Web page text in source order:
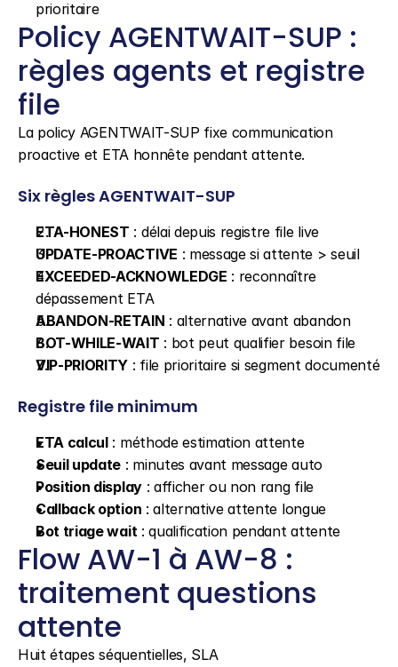
prioritaire
Policy AGENTWAIT-SUP :
règles agents et registre
file
La policy AGENTWAIT-SUP fixe communication
proactive et ETA honnête pendant attente.
Six règles AGENTWAIT-SUP
ETA-HONEST : délai depuis registre file live
UPDATE-PROACTIVE : message si attente > seuil
EXCEEDED-ACKNOWLEDGE : reconnaître
dépassement ETA
ABANDON-RETAIN : alternative avant abandon
BOT-WHILE-WAIT : bot peut qualifier besoin file
VIP-PRIORITY : file prioritaire si segment documenté
Registre file minimum
ETA calcul : méthode estimation attente
Seuil update : minutes avant message auto
Position display : afficher ou non rang file
Callback option : alternative attente longue
Bot triage wait : qualification pendant attente
Flow AW-1 à AW-8 :
traitement questions
attente
Huit étapes séquentielles, SLA